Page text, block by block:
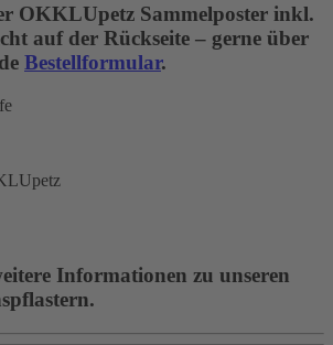
OKKLUpetz Sammelposter inkl.
auf der Rückseite – gerne über
Bestellformular.
Informationen zu unseren